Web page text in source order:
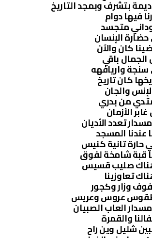
ديمة بتشرف وبمجد التاريخ
فيها دوام
متجسد
الإنسان
كان والآن
باقي
واريافهه
كان تاريخ
والجان
من بدري
الأزمان
عندنا المسجد
حارة تانية كنيس
قبة شامخة لفوق
صليب قسيس
تعاوزينا
وزار وكجور
عروس وعريس
والقمرة
شليل وين راح